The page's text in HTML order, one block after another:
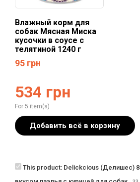
Влажный корм для
собак Мясная Миска
кусочки в соусе с
телятиной 1240 г
95 грн
534 грн
For 5 item(s)
Добавить всё в корзину
This product: Delickcious (Делишес)